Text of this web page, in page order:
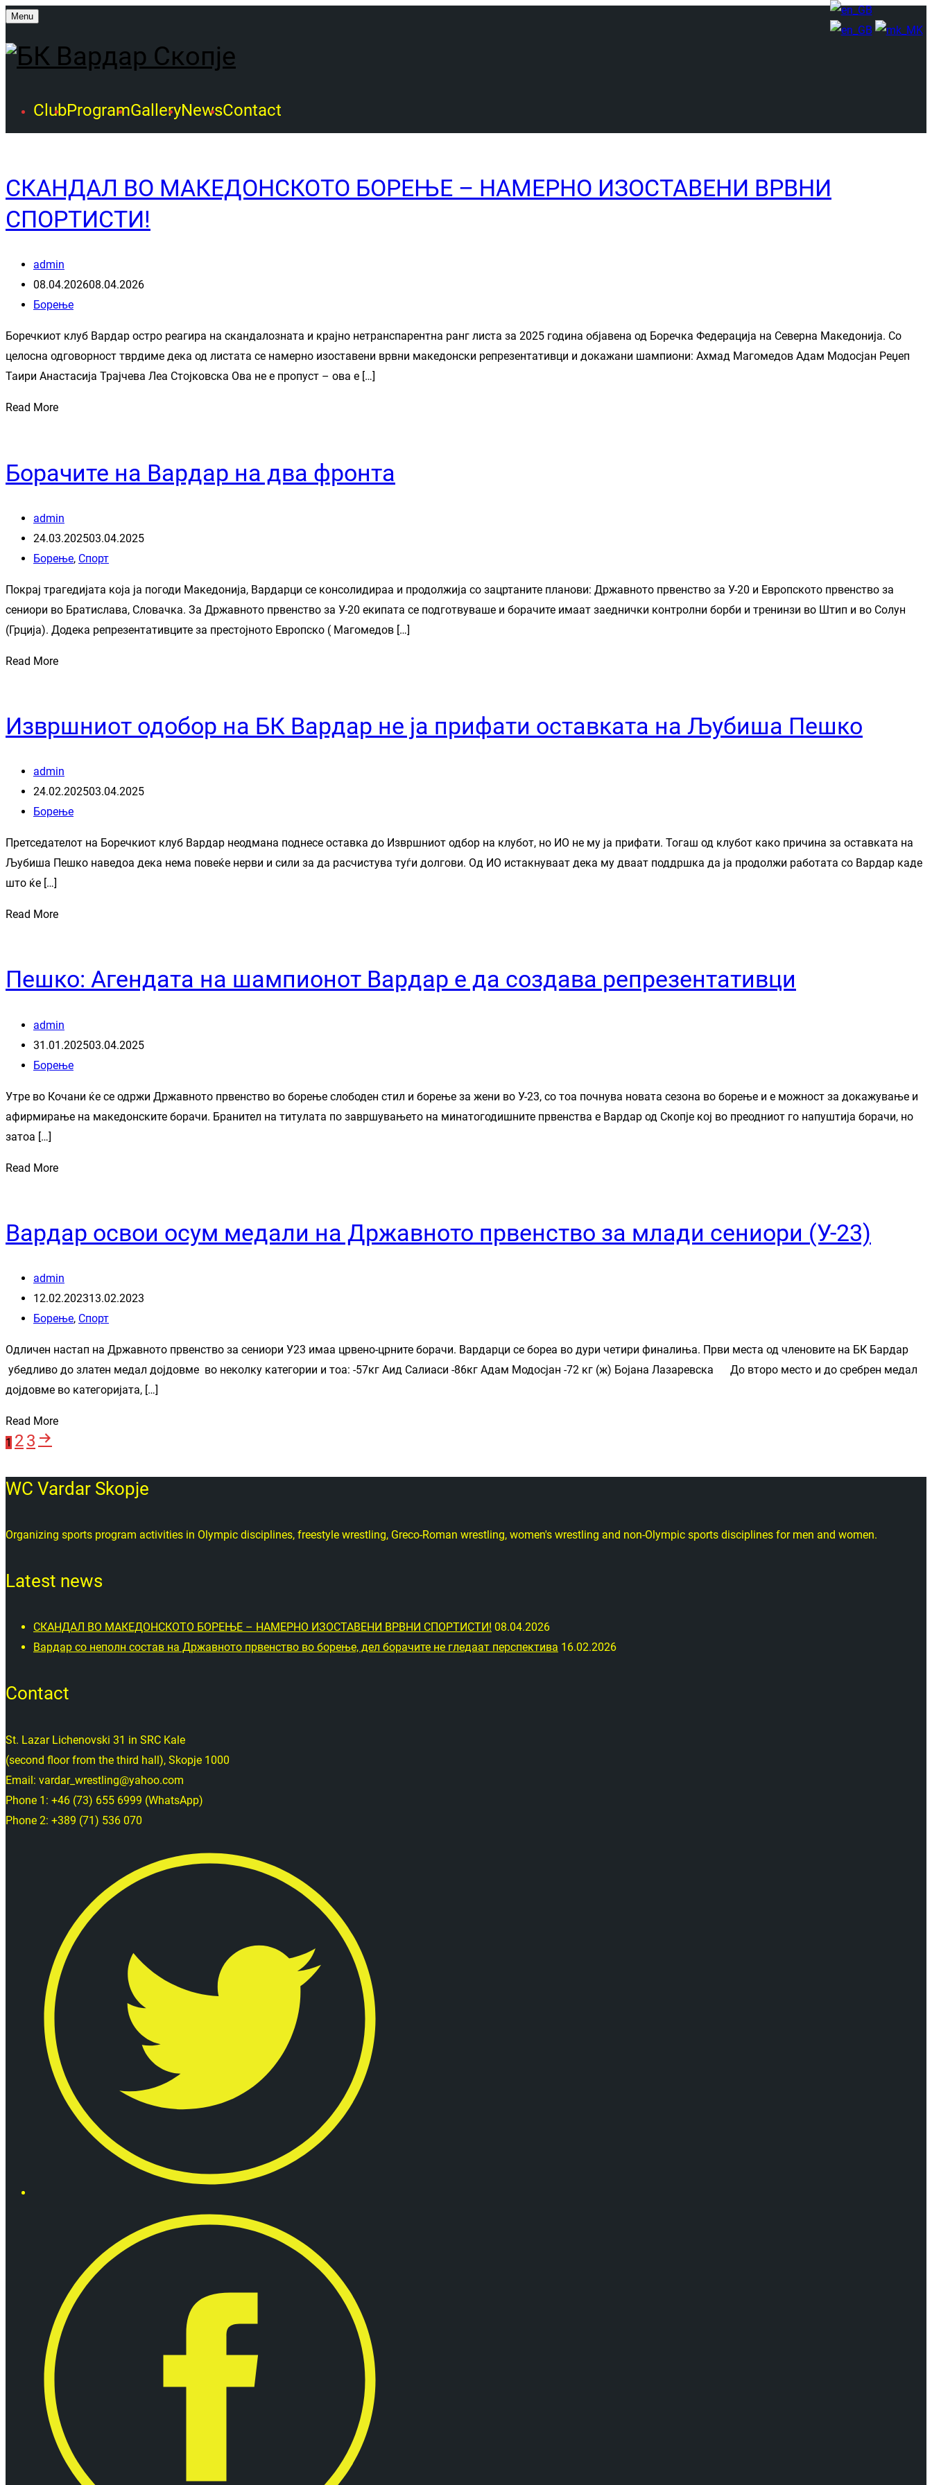
Menu
ClubProgramGalleryNewsContact
СКАНДАЛ ВО МАКЕДОНСКОТО БОРЕЊЕ – НАМЕРНО ИЗОСТАВЕНИ ВРВНИ
СПОРТИСТИ!
admin
08.04.202608.04.2026
Борење
Боречкиот клуб Вардар остро реагира на скандалозната и крајно нетранспарентна ранг листа за 2025 година објавена од Боречка Федерација на Северна Македонија. Со
целосна одговорност тврдиме дека од листата се намерно изоставени врвни македонски репрезентативци и докажани шампиони: Ахмад Магомедов Адам Модосјан Реџеп
Таири Анастасија Трајчева Леа Стојковска Ова не е пропуст – ова е […]
Read More
Борачите на Вардар на два фронта
admin
24.03.202503.04.2025
Борење, Спорт
Покрај трагедијата која ја погоди Македонија, Вардарци се консолидираа и продолжија со зацртаните планови: Државното првенство за У-20 и Европското првенство за
сениори во Братислава, Словачка. За Државното првенство за У-20 екипата се подготвуваше и борачите имаат заеднички контролни борби и тренинзи во Штип и во Солун
(Грција). Додека репрезентативците за престојното Европско ( Магомедов […]
Read More
Извршниот одобор на БК Вардар не ја прифати оставката на Љубиша Пешко
admin
24.02.202503.04.2025
Борење
Претседателот на Боречкиот клуб Вардар неодмана поднесе оставка до Извршниот одбор на клубот, но ИО не му ја прифати. Тогаш од клубот како причина за оставката на
Љубиша Пешко наведоа дека нема повеќе нерви и сили за да расчистува туѓи долгови. Од ИО истакнуваат дека му дваат поддршка да ја продолжи работата со Вардар каде
што ќе […]
Read More
Пешко: Агендата на шампионот Вардар е да создава репрезентативци
admin
31.01.202503.04.2025
Борење
Утре во Кочани ќе се одржи Државното првенство во борење слободен стил и борење за жени во У-23, со тоа почнува новата сезона во борење и е можност за докажување и
афирмирање на македонските борачи. Бранител на титулата по завршувањето на минатогодишните првенства е Вардар од Скопје кој во преодниот го напуштија борачи, но
затоа […]
Read More
Вардар освои осум медали на Државното првенство за млади сениори (У-23)
admin
12.02.202313.02.2023
Борење, Спорт
Одличен настап на Државното првенство за сениори У23 имаа црвено-црните борачи. Вардарци се бореа во дури четири финалиња. Први места од членовите на БК Бардар
убедливо до златен медал дојдовме во неколку категории и тоа: -57кг Аид Салиаси -86кг Адам Модосјан -72 кг (ж) Бојана Лазаревска До второ место и до сребрен медал
дојдовме во категоријата, […]
Read More
Posts
pagination
Page
1 Page
2Page
3
WC Vardar Skopje
Organizing sports program activities in Olympic disciplines, freestyle wrestling, Greco-Roman wrestling, women's wrestling and non-Olympic sports disciplines for men and women.
Latest news
СКАНДАЛ ВО МАКЕДОНСКОТО БОРЕЊЕ – НАМЕРНО ИЗОСТАВЕНИ ВРВНИ СПОРТИСТИ! 08.04.2026
Вардар со неполн состав на Државното првенство во борење, дел борачите не гледаат перспектива 16.02.2026
Contact
St. Lazar Lichenovski 31 in SRC Kale
(second floor from the third hall), Skopje 1000
Email: vardar_wrestling@yahoo.com
Phone 1: +46 (73) 655 6999 (WhatsApp)
Phone 2: +389 (71) 536 070